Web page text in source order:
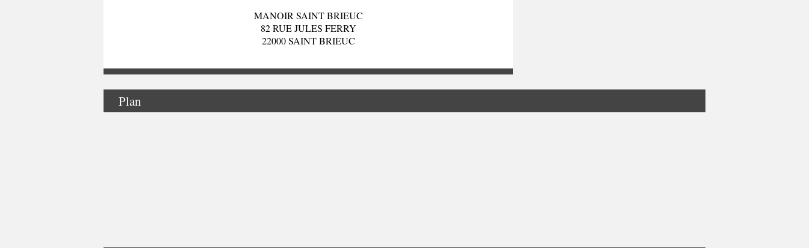
MANOIR SAINT BRIEUC
82 RUE JULES FERRY
22000 SAINT BRIEUC
Plan